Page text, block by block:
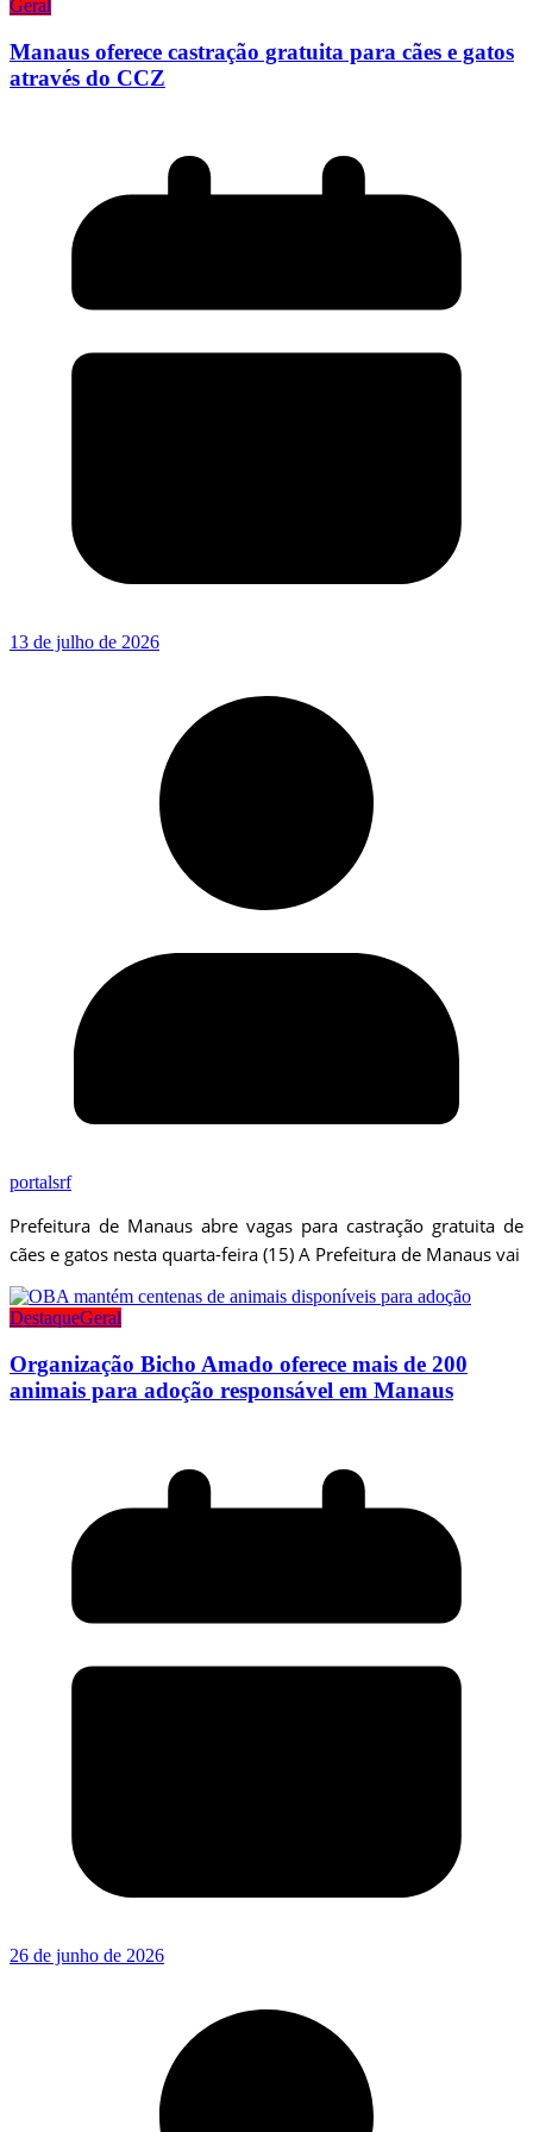
Geral
Manaus oferece castração gratuita para cães e gatos
através do CCZ
13 de julho de 2026
portalsrf
Prefeitura de Manaus abre vagas para castração gratuita de
cães e gatos nesta quarta-feira (15) A Prefeitura de Manaus vai
DestaqueGeral
Organização Bicho Amado oferece mais de 200
animais para adoção responsável em Manaus
26 de junho de 2026